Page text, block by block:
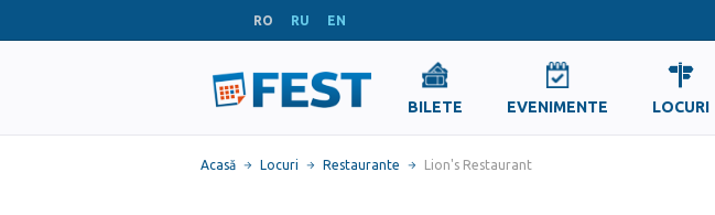
RO RU EN
BILETE EVENIMENTE LOCURI
Acasă Locuri Restaurante Lion's Restaurant